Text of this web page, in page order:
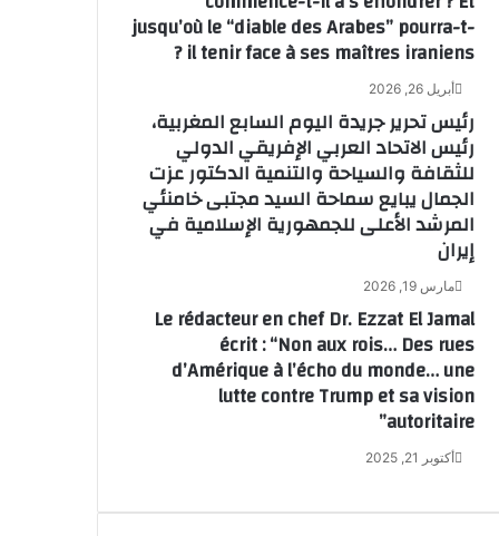
jusqu’où le “diable des Arabes” pourra-t-
il tenir face à ses maîtres iraniens ?
أبريل 26, 2026
رئيس تحرير جريدة اليوم السابع المغربية،
رئيس الاتحاد العربي الإفريقي الدولي
للثقافة والسياحة والتنمية الدكتور عزت
الجمال يبايع سماحة السيد مجتبى خامنئي
المرشد الأعلى للجمهورية الإسلامية في
إيران
مارس 19, 2026
Le rédacteur en chef Dr. Ezzat El Jamal
écrit : “Non aux rois… Des rues
d’Amérique à l’écho du monde… une
lutte contre Trump et sa vision
autoritaire”
أكتوبر 21, 2025